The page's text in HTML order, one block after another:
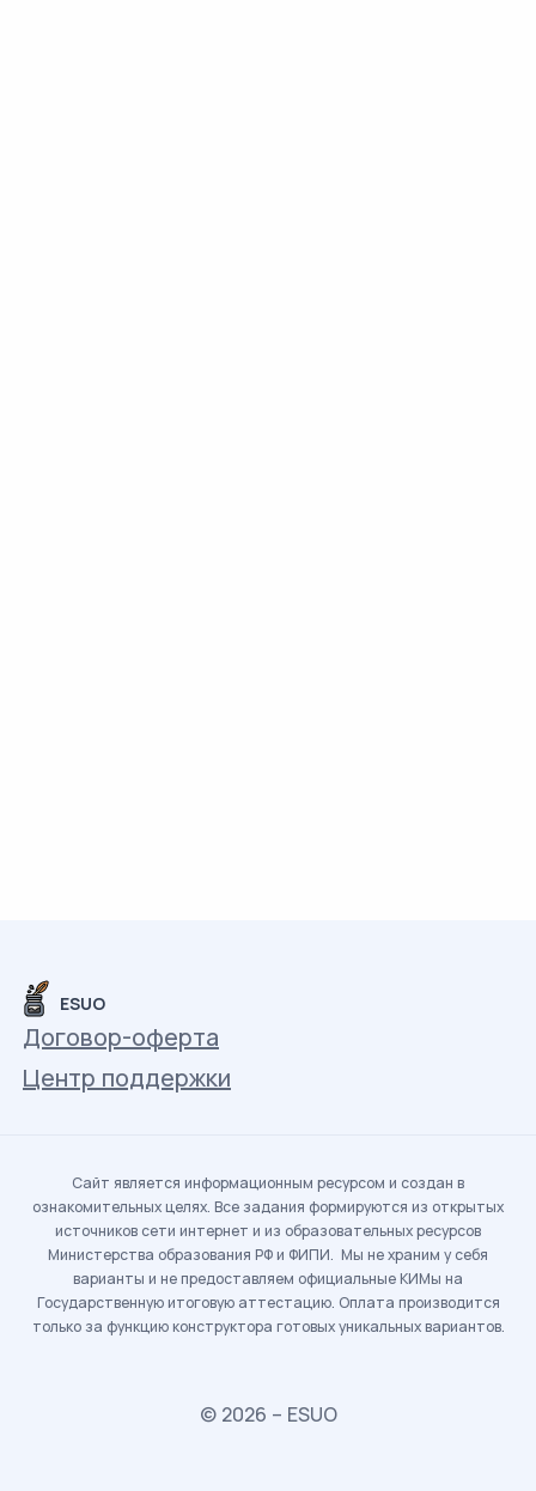
ESUO
Договор-оферта
Центр поддержки
Сайт является информационным ресурсом и создан в
ознакомительных целях. Все задания формируются из открытых
источников сети интернет и из образовательных ресурсов
Министерства образования РФ и ФИПИ. Мы не храним у себя
варианты и не предоставляем официальные КИМы на
Государственную итоговую аттестацию. Оплата производится
только за функцию конструктора готовых уникальных вариантов.
© 2026 – ESUO